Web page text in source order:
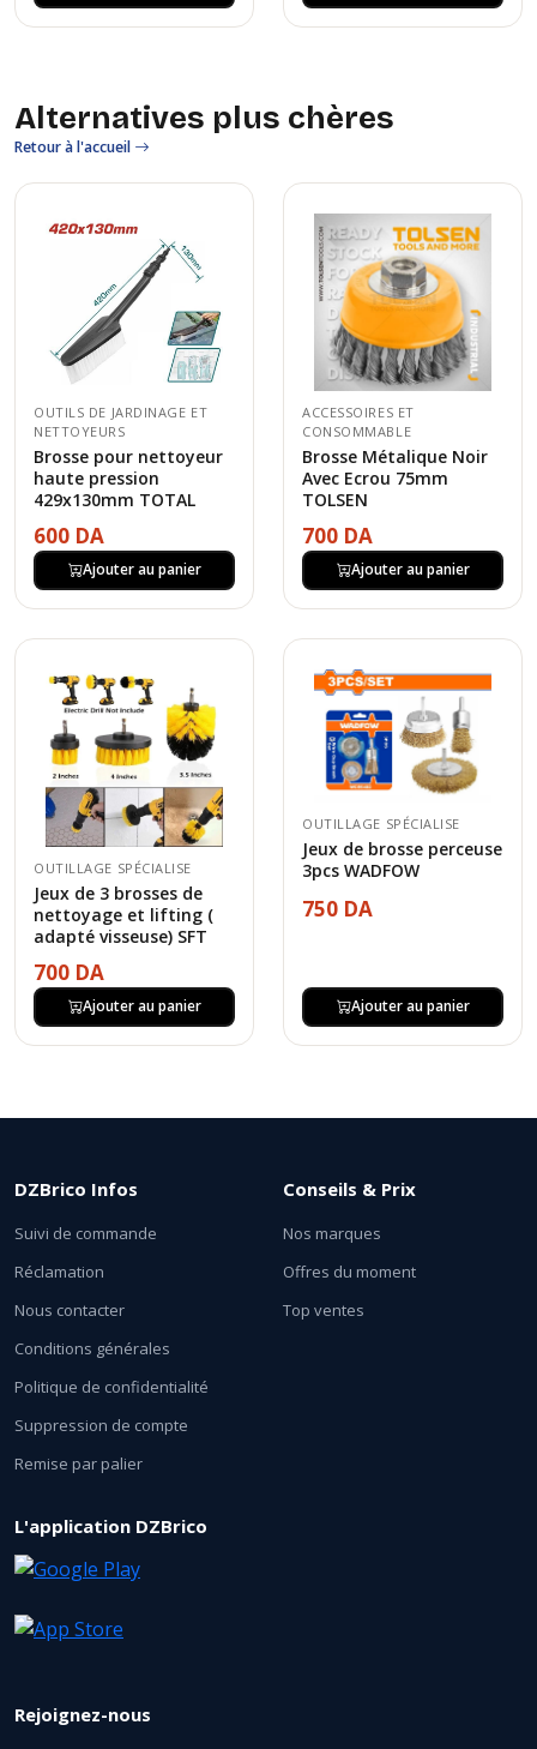
Alternatives plus chères
Retour à l'accueil
OUTILS DE JARDINAGE ET
NETTOYEURS
Brosse pour nettoyeur
haute pression
429x130mm TOTAL
600 DA
Ajouter au panier
ACCESSOIRES ET
CONSOMMABLE
Brosse Métalique Noir
Avec Ecrou 75mm
TOLSEN
700 DA
Ajouter au panier
OUTILLAGE SPÉCIALISE
Jeux de 3 brosses de
nettoyage et lifting (
adapté visseuse) SFT
700 DA
Ajouter au panier
OUTILLAGE SPÉCIALISE
Jeux de brosse perceuse
3pcs WADFOW
750 DA
Ajouter au panier
DZBrico Infos
Suivi de commande
Réclamation
Nous contacter
Conditions générales
Politique de confidentialité
Suppression de compte
Remise par palier
Conseils & Prix
Nos marques
Offres du moment
Top ventes
L'application DZBrico
Rejoignez-nous